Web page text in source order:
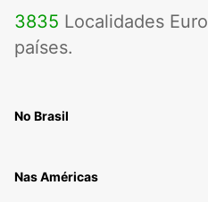
3835 Localidades
países.
No Brasil
Nas Américas